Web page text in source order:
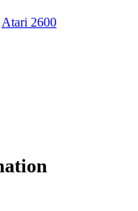
Atari 2600